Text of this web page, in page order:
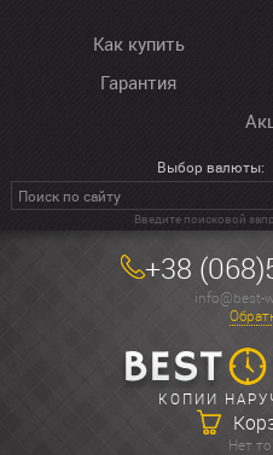
Как купить
Гарантия
Выбор валюты:
Введите поисковой
+38
info@best-
КОПИИ
Нет